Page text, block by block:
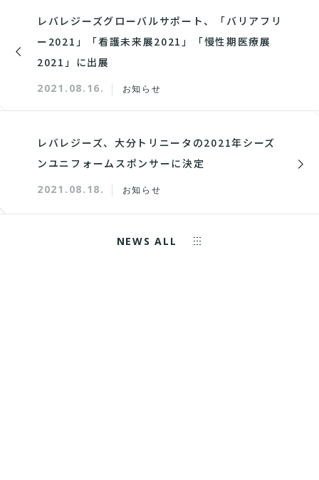
レバレジーズグローバルサポート、「バリアフリ
ー2021」「看護未来展2021」「慢性期医療展
2021」に出展
2021.08.16. お知らせ
レバレジーズ、大分トリニータの2021年シーズ
ンユニフォームスポンサーに決定
2021.08.18. お知らせ
NEWS ALL